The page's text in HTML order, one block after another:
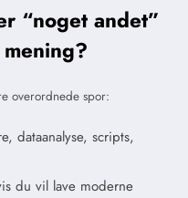
“noget andet”
overordnede spor:
dataanalyse, scripts,
du vil lave moderne